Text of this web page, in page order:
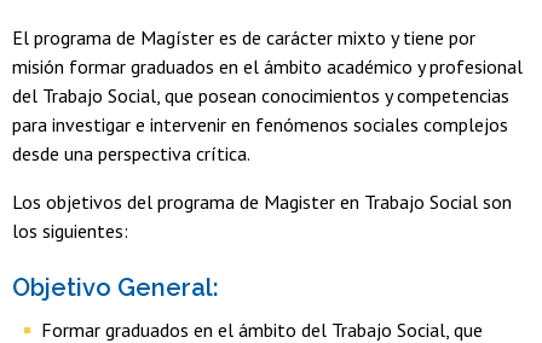
El programa de Magíster es de carácter mixto y tiene por
misión formar graduados en el ámbito académico y profesional
del Trabajo Social, que posean conocimientos y competencias
para investigar e intervenir en fenómenos sociales complejos
desde una perspectiva crítica.
Los objetivos del programa de Magister en Trabajo Social son
los siguientes:
Objetivo General:
Formar graduados en el ámbito del Trabajo Social, que